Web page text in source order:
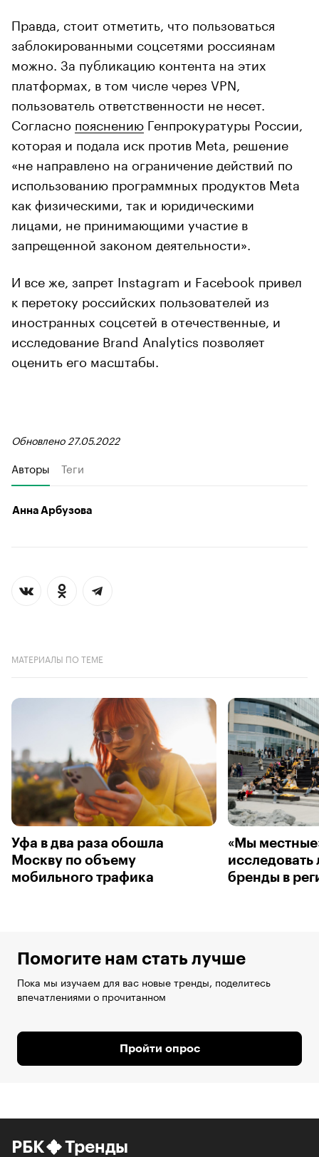
Правда, стоит отметить, что пользоваться
заблокированными соцсетями россиянам
можно. За публикацию контента на этих
платформах, в том числе через VPN,
пользователь ответственности не несет.
Согласно пояснению Генпрокуратуры России,
которая и подала иск против Meta, решение
«не направлено на ограничение действий по
использованию программных продуктов Meta
как физическими, так и юридическими
лицами, не принимающими участие в
запрещенной законом деятельности».
И все же, запрет Instagram и Facebook привел
к перетоку российских пользователей из
иностранных соцсетей в отечественные, и
исследование Brand Analytics позволяет
оценить его масштабы.
Обновлено 27.05.2022
Авторы Теги
Анна Арбузова
МАТЕРИАЛЫ ПО ТЕМЕ
Уфа в два раза обошла
Москву по объему
мобильного трафика
«Мы
исследовать
бренды в
Помогите нам стать лучше
Пока мы изучаем для вас новые тренды, поделитесь
впечатлениями о прочитанном
Пройти опрос
РБК Тренды